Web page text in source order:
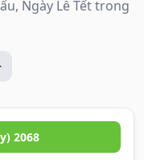
Ngày Lễ Tết trong
2068